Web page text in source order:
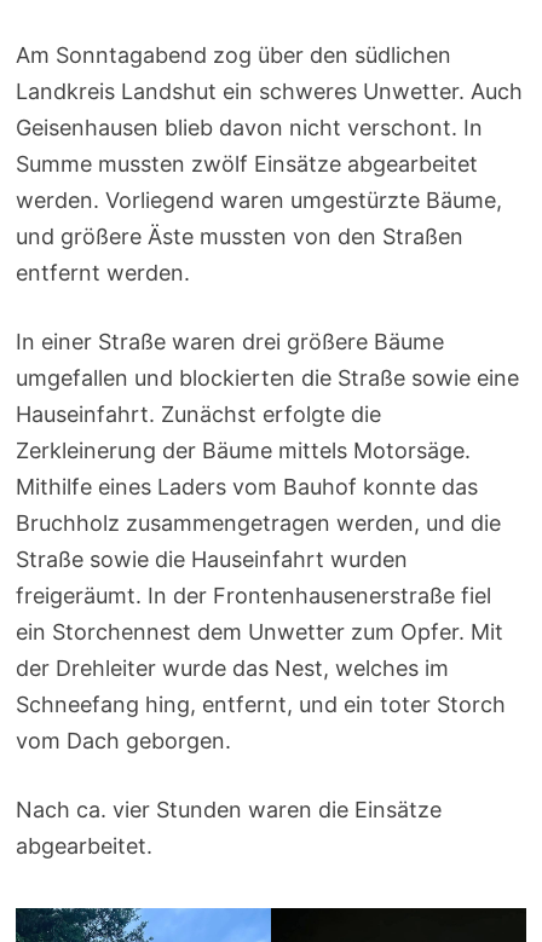
Am Sonntagabend zog über den südlichen
Landkreis Landshut ein schweres Unwetter. Auch
Geisenhausen blieb davon nicht verschont. In
Summe mussten zwölf Einsätze abgearbeitet
werden. Vorliegend waren umgestürzte Bäume,
und größere Äste mussten von den Straßen
entfernt werden.
In einer Straße waren drei größere Bäume
umgefallen und blockierten die Straße sowie eine
Hauseinfahrt. Zunächst erfolgte die
Zerkleinerung der Bäume mittels Motorsäge.
Mithilfe eines Laders vom Bauhof konnte das
Bruchholz zusammengetragen werden, und die
Straße sowie die Hauseinfahrt wurden
freigeräumt. In der Frontenhausenerstraße fiel
ein Storchennest dem Unwetter zum Opfer. Mit
der Drehleiter wurde das Nest, welches im
Schneefang hing, entfernt, und ein toter Storch
vom Dach geborgen.
Nach ca. vier Stunden waren die Einsätze
abgearbeitet.